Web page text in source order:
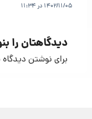
1402/11/05 در 11:34
دیدگاهتان را
برای نوشتن دیدگاه